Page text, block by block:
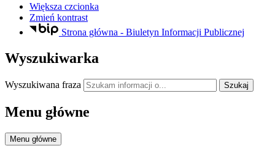
Większa czcionka
Zmień kontrast
Strona główna - Biuletyn Informacji Publicznej
Wyszukiwarka
Wyszukiwana fraza Szukaj
Menu główne
Menu główne